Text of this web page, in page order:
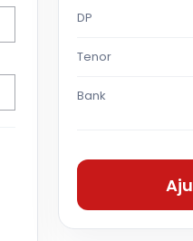
DP
Tenor
Bank